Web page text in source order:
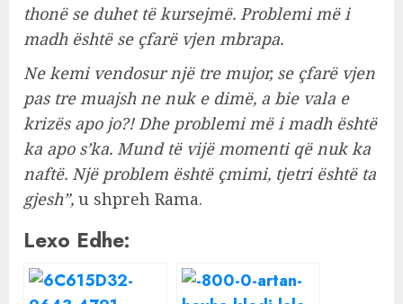
thonë se duhet të kursejmë. Problemi më i
madh është se çfarë vjen mbrapa.
Ne kemi vendosur një tre mujor, se çfarë vjen
pas tre muajsh ne nuk e dimë, a bie vala e
krizës apo jo?! Dhe problemi më i madh është
ka apo s’ka. Mund të vijë momenti që nuk ka
naftë. Një problem është çmimi, tjetri është ta
gjesh”, u shpreh Rama.
Lexo Edhe: